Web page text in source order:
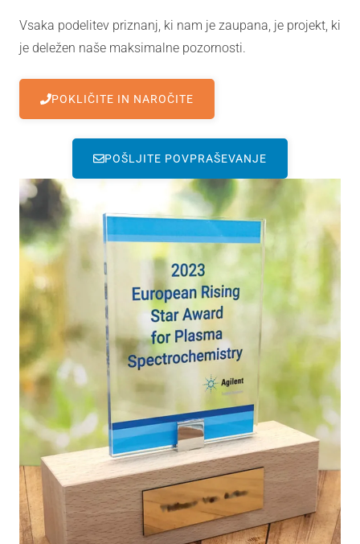
Vsaka podelitev priznanj, ki nam je zaupana, je projekt, ki
je deležen naše maksimalne pozornosti.
POKLIČITE IN NAROČITE
POŠLJITE POVPRAŠEVANJE